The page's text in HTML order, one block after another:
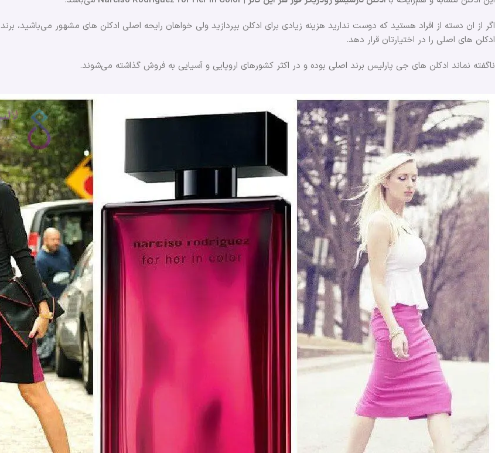
اگر از ان دسته از افراد هستید که دوست ندارید هزینه زیادی برای ادکلن بپردازید ولی خواهان رایحه اصلی ادکلن های مشهور می‌باشید، برند
ادکلن های اصلی را در اختیارتان قرار دهد.
ناگفته نماند ادکلن های جی پارلیس برند اصلی بوده و در اکثر کشورهای اروپایی و آسیایی به فروش گذاشته می‌شوند.